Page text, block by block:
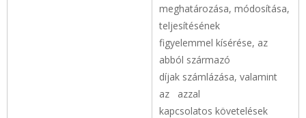
meghatározása, módosítása,
teljesítésének
figyelemmel kísérése, az
abból származó
díjak számlázása, valamint
az azzal
kapcsolatos követelések